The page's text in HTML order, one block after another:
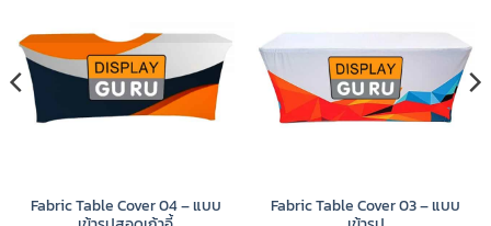
Fabric Table Cover 04 – แบบ
Fabric Table Cover 03 – แบบ